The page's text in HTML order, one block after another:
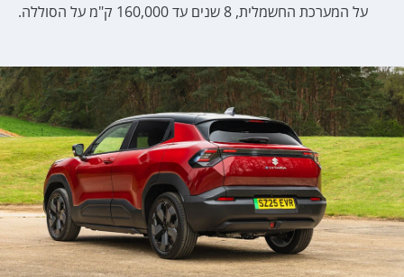
על המערכת החשמלית, 8 שנים עד 160,000 ק"מ על הסוללה.